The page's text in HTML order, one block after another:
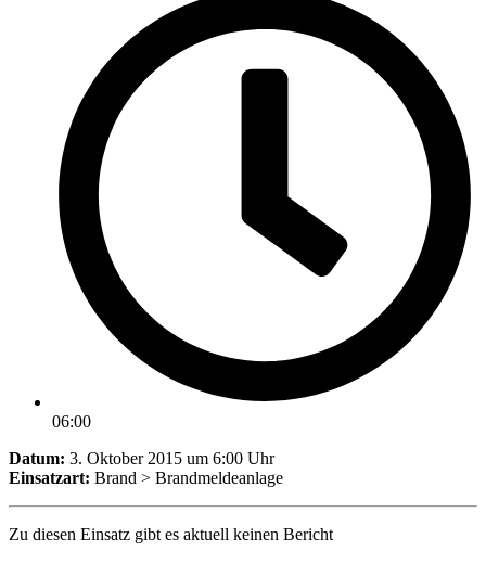
06:00
Datum: 3. Oktober 2015 um 6:00 Uhr
Einsatzart: Brand > Brandmeldeanlage
Zu diesen Einsatz gibt es aktuell keinen Bericht